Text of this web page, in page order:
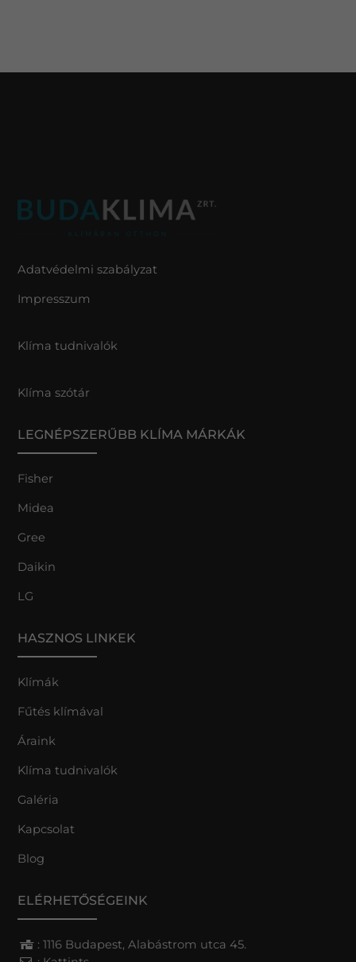
Adatvédelmi szabályzat
Impresszum
Klíma tudnivalók
Klíma szótár
LEGNÉPSZERŰBB KLÍMA MÁRKÁK
Fisher
Midea
Gree
Daikin
LG
HASZNOS LINKEK
Klímák
Fűtés klímával
Áraink
Klíma tudnivalók
Galéria
Kapcsolat
Blog
ELÉRHETŐSÉGEINK
: 1116 Budapest, Alabástrom utca 45.